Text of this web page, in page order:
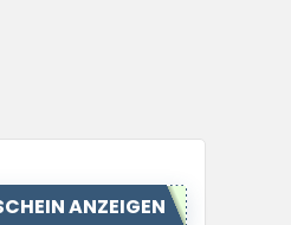
ANZEIGEN